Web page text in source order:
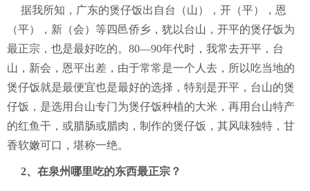
据我所知，广东的煲仔饭出自台（山），开（平），恩
（平），新（会）等四邑侨乡，犹以台山，开平的煲仔饭为
最正宗，也是最好吃的。80—90年代时，我常去开平，台
山，新会，恩平出差，由于常常是一个人去，所以吃当地的
煲仔饭就是最便宜也是最好的选择，特别是开平，台山的煲
仔饭，是选用台山专门为煲仔饭种植的大米，再用台山特产
的红鱼干，或腊肠或腊肉，制作的煲仔饭，其风味独特，甘
香软嫩可口，堪称一绝。
2、在泉州哪里吃的东西最正宗？